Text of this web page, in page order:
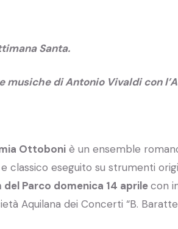
Santa.
musiche di Antonio Vivaldi con
Ottoboni è un ensemble
classico eseguito su strumenti
del Parco domenica 14 aprilecon
Aquilana dei Concerti “B.